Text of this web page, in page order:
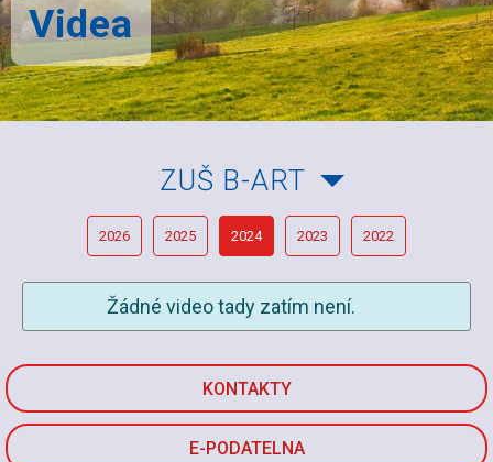
Videa
KONTAKTY
E-PODATELNA
ZUŠ B-ART
2026 2025 2024 2023 2022
Žádné video tady zatím není.